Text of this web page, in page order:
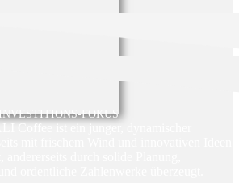
FOKUS
Coffee ist ein junger, dynamischer